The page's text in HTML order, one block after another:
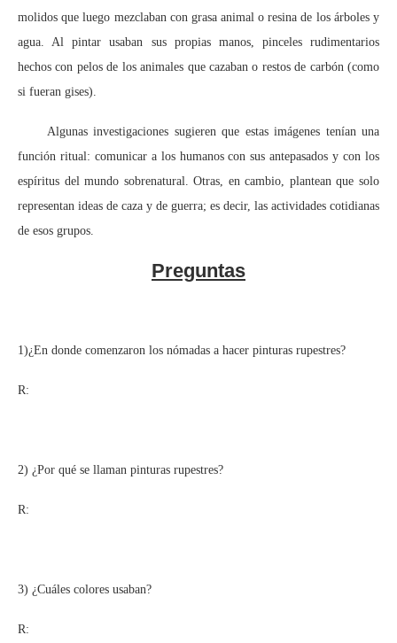
molidos que luego mezclaban con grasa animal o resina de los árboles y
agua. Al pintar usaban sus propias manos, pinceles rudimentarios
hechos con pelos de los animales que cazaban o restos de carbón (como
si fueran gises).
Algunas investigaciones sugieren que estas imágenes tenían una
función ritual: comunicar a los humanos con sus antepasados y con los
espíritus del mundo sobrenatural. Otras, en cambio, plantean que solo
representan ideas de caza y de guerra; es decir, las actividades cotidianas
de esos grupos.
Preguntas
1)¿En donde comenzaron los nómadas a hacer pinturas rupestres?
R:
2) ¿Por qué se llaman pinturas rupestres?
R:
3) ¿Cuáles colores usaban?
R: